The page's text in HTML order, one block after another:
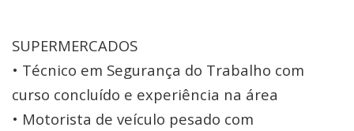
SUPERMERCADOS
• Técnico em Segurança do Trabalho com
curso concluído e experiência na área
• Motorista de veículo pesado com